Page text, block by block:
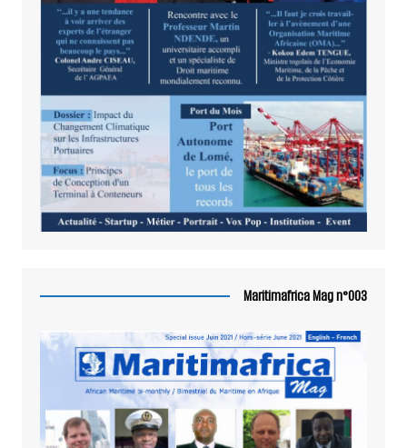
Maritimafrica Mag n°003